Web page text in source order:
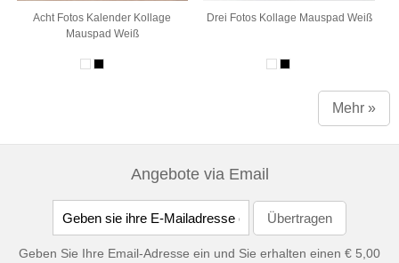
Acht Fotos Kalender Kollage
Mauspad Weiß
Drei Fotos Kollage Mauspad Weiß
Mehr »
Angebote via Email
Geben Sie Ihre Email-Adresse ein und Sie erhalten einen € 5,00